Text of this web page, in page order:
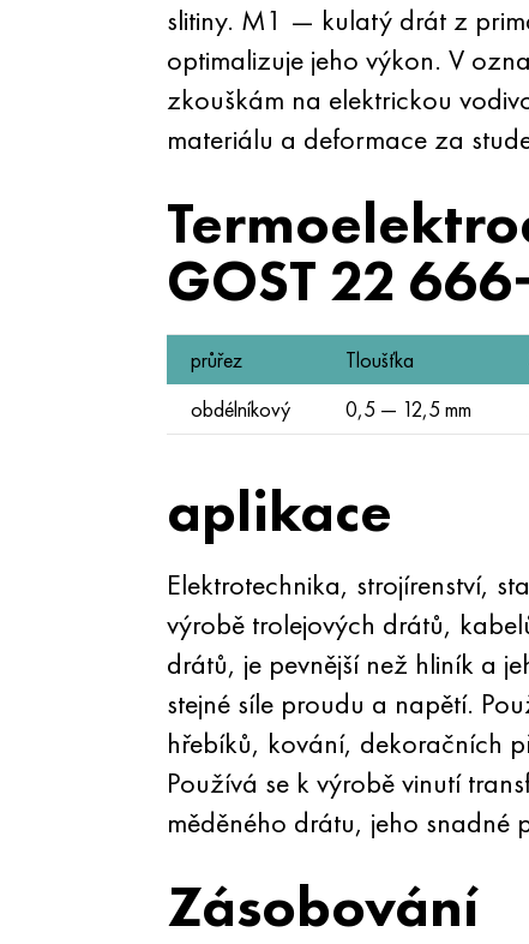
slitiny. M1 — kulatý drát z
optimalizuje jeho výkon. V
zkouškám na elektrickou
materiálu a deformace za
GOST 22
průřez Tloušťka
obdélníkový
0,5 — 12,5 mm
aplikace
Elektrotechnika, strojírenství,
výrobě trolejových drátů,
drátů, je pevnější než hliník a
stejné síle proudu a napětí.
hřebíků, kování, dekoračních
Používá se k výrobě vinutí
měděného drátu, jeho snadné
Zásobování